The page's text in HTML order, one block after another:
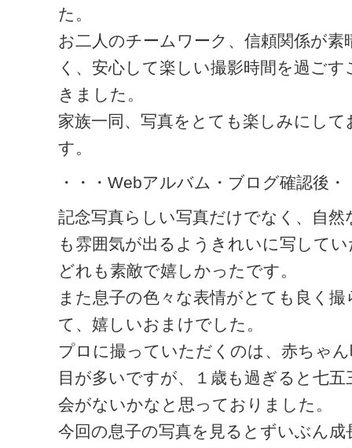
た。
お二人のチームワーク、信頼関係が素
く、安心して楽しい撮影時間を過ごす
きました。
家族一同、写真をとても楽しみにして
す。
・・・Webアルバム・ブログ確認後・
記念写真らしい写真だけでなく、自然
も雰囲気が出るようきれいに写して
どれも素敵で嬉しかったです。
また息子の色々な表情がとても良く
て、嬉しいおまけでした。
プロに撮っていただくのは、赤ちゃ
目が多いですが、１歳も過ぎると七五
会がないかなと思っておりました。
今回の息子の写真を見るとずいぶん成